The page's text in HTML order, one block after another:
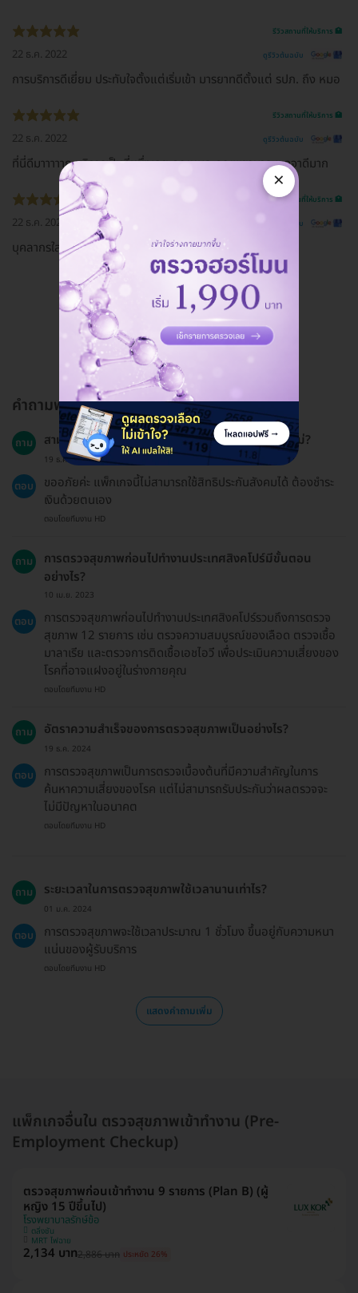
รีวิวสถานที่ให้บริการ 🏥
22 ธ.ค. 2022 ดูรีวิวต้นฉบับ
การบริการดีเยี่ยม ประทับใจตั้งแต่เริ่มเข้า มารยาทดีตั้งแต่ รปภ. ถึง หมอ
รีวิวสถานที่ให้บริการ 🏥
22 ธ.ค. 2022 ดูรีวิวต้นฉบับ
ที่นี่ดีมาาาาาก บริการเป็นที่หนึ่งเลย คุณหมอ คุณพยาบาล พูดจาดีมาก
รีวิวสถานที่ให้บริการ 🏥
22 ธ.ค. 2022 ดูรีวิวต้นฉบับ
บุคลากรใส่ใจบริการดี ได้รับการต้อนรับอย่างดี ที่จอดรถสะดวก
ดูรีวิวทั้งหมด
คำถามพบบ่อย
ถาม สามารถใช้ประกันสังคมในการชำระค่าบริการนี้ได้หรือไม่?
19 ธ.ค. 2024
ตอบ
ขออภัยค่ะ แพ็กเกจนี้ไม่สามารถใช้สิทธิประกันสังคมได้ ต้องชำระ
เงินด้วยตนเอง
ตอบโดยทีมงาน HD
ถาม
การตรวจสุขภาพก่อนไปทำงานประเทศสิงคโปร์มีขั้นตอน
อย่างไร?
10 เม.ย. 2023
ตอบ
การตรวจสุขภาพก่อนไปทำงานประเทศสิงคโปร์รวมถึงการตรวจ
สุขภาพ 12 รายการ เช่น ตรวจความสมบูรณ์ของเลือด ตรวจเชื้อ
มาลาเรีย และตรวจการติดเชื้อเอชไอวี เพื่อประเมินความเสี่ยงของ
โรคที่อาจแฝงอยู่ในร่างกายคุณ
ตอบโดยทีมงาน HD
ถาม อัตราความสำเร็จของการตรวจสุขภาพเป็นอย่างไร?
19 ธ.ค. 2024
ตอบ
การตรวจสุขภาพเป็นการตรวจเบื้องต้นที่มีความสำคัญในการ
ค้นหาความเสี่ยงของโรค แต่ไม่สามารถรับประกันว่าผลตรวจจะ
ไม่มีปัญหาในอนาคต
ตอบโดยทีมงาน HD
ถาม ระยะเวลาในการตรวจสุขภาพใช้เวลานานเท่าไร?
01 ม.ค. 2024
ตอบ
การตรวจสุขภาพจะใช้เวลาประมาณ 1 ชั่วโมง ขึ้นอยู่กับความหนา
แน่นของผู้รับบริการ
ตอบโดยทีมงาน HD
แสดงคำถามเพิ่ม
แพ็กเกจอื่นใน ตรวจสุขภาพเข้าทำงาน (Pre-
Employment Checkup)
ตรวจสุขภาพก่อนเข้าทำงาน 9 รายการ (Plan B) (ผู้
หญิง 15 ปีขึ้นไป)
โรงพยาบาลรักษ์ข้อ
ตลิ่งชัน
MRT ไฟฉาย
2,134 บาท2,886 บาท ประหยัด 26%
×